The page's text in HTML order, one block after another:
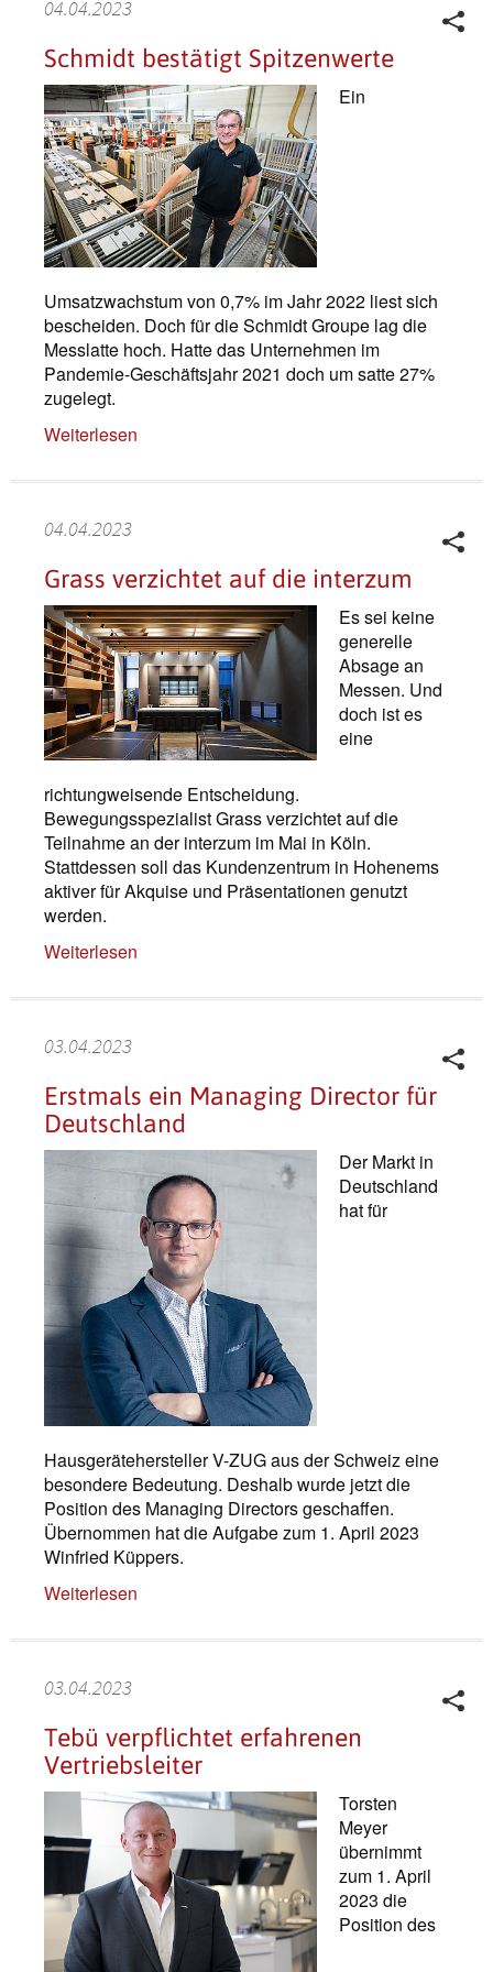
04.04.2023
Schmidt bestätigt Spitzenwerte
Ein
Umsatzwachstum von 0,7% im Jahr 2022 liest sich
bescheiden. Doch für die Schmidt Groupe lag die
Messlatte hoch. Hatte das Unternehmen im
Pandemie-Geschäftsjahr 2021 doch um satte 27%
zugelegt.
Weiterlesen
04.04.2023
Grass verzichtet auf die interzum
Es sei keine
generelle
Absage an
Messen. Und
doch ist es
eine
richtungweisende Entscheidung.
Bewegungsspezialist Grass verzichtet auf die
Teilnahme an der interzum im Mai in Köln.
Stattdessen soll das Kundenzentrum in Hohenems
aktiver für Akquise und Präsentationen genutzt
werden.
Weiterlesen
03.04.2023
Erstmals ein Managing Director für
Deutschland
Der Markt in
Deutschland
hat für
Hausgerätehersteller V-ZUG aus der Schweiz eine
besondere Bedeutung. Deshalb wurde jetzt die
Position des Managing Directors geschaffen.
Übernommen hat die Aufgabe zum 1. April 2023
Winfried Küppers.
Weiterlesen
03.04.2023
Tebü verpflichtet erfahrenen
Vertriebsleiter
Torsten
Meyer
übernimmt
zum 1. April
2023 die
Position des